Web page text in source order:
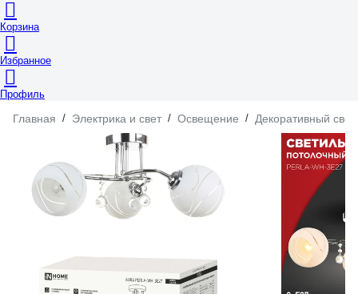
Корзина
Избранное
Профиль
Главная / Электрика и свет / Освещение / Декоративный свет